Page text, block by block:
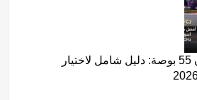
أفضل شاشة تلفزيون 55 بوصة: دليل شامل لاختيار